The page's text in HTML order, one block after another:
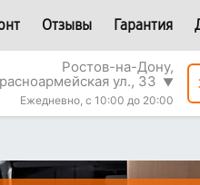
Отзывы Гарантия
Ростов-на-Дону,
ул., 33
▼
Ежедневно, с 10:00 до 20:00